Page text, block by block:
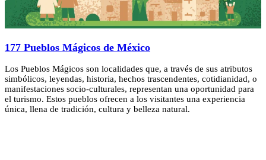
177 Pueblos Mágicos de México
Los Pueblos Mágicos son localidades que, a través de sus atributos
simbólicos, leyendas, historia, hechos trascendentes, cotidianidad, o
manifestaciones socio-culturales, representan una oportunidad para
el turismo. Estos pueblos ofrecen a los visitantes una experiencia
única, llena de tradición, cultura y belleza natural.